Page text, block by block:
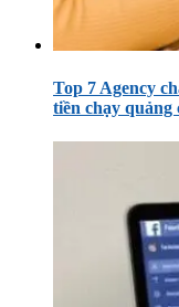
Top 7 Agency
tiền chạy quảng